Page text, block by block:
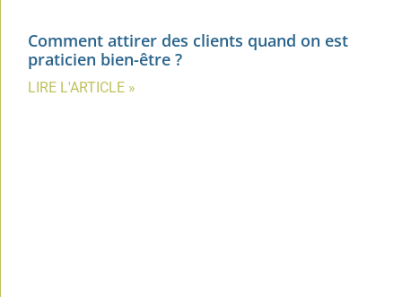
Comment attirer des clients quand on est
praticien bien-être ?
LIRE L'ARTICLE »